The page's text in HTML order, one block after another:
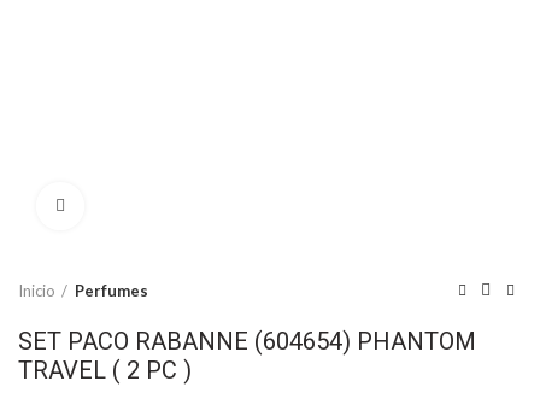
Inicio Perfumes
SET PACO RABANNE (604654) PHANTOM
TRAVEL ( 2 PC )